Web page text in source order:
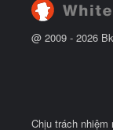
ầ
@ 2009 - 2026
Chịu trách nhiệm